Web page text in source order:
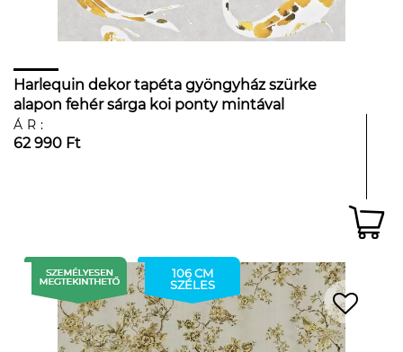
Harlequin dekor tapéta gyöngyház szürke
alapon fehér sárga koi ponty mintával
ÁR:
62 990 Ft
106 CM
SZÉLES